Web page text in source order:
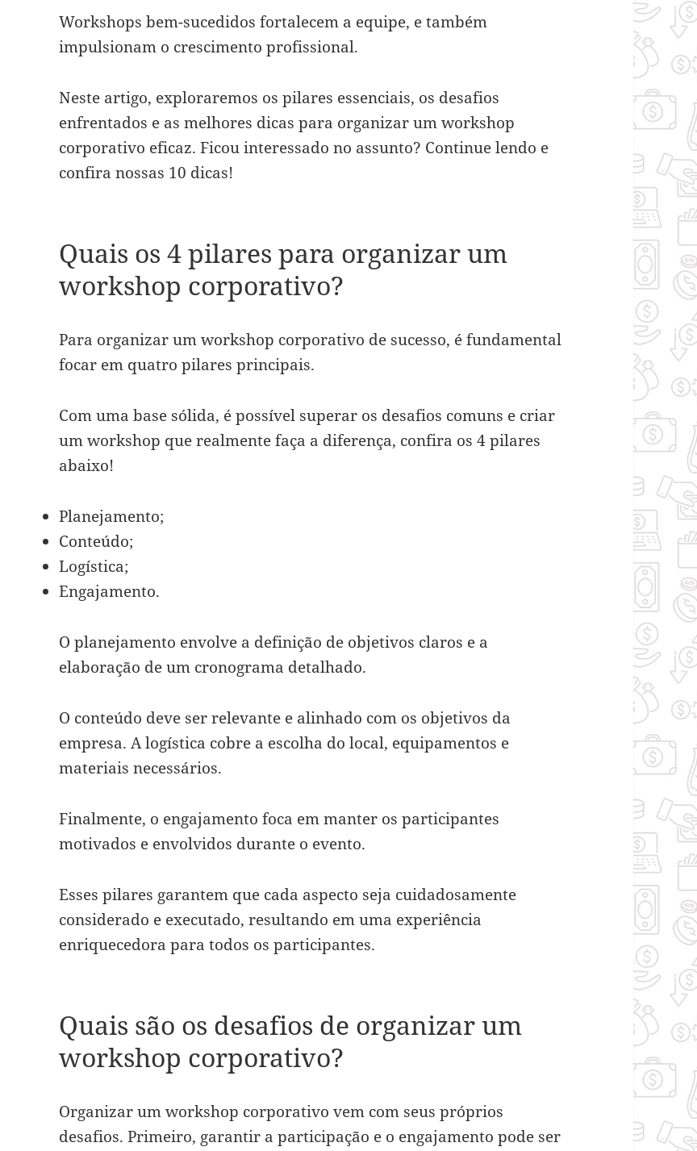
Workshops bem-sucedidos fortalecem a equipe, e também
impulsionam o crescimento profissional.
Neste artigo, exploraremos os pilares essenciais, os desafios
enfrentados e as melhores dicas para organizar um workshop
corporativo eficaz. Ficou interessado no assunto? Continue lendo e
confira nossas 10 dicas!
Quais os 4 pilares para organizar um
workshop corporativo?
Para organizar um workshop corporativo de sucesso, é fundamental
focar em quatro pilares principais.
Com uma base sólida, é possível superar os desafios comuns e criar
um workshop que realmente faça a diferença, confira os 4 pilares
abaixo!
Planejamento;
Conteúdo;
Logística;
Engajamento.
O planejamento envolve a definição de objetivos claros e a
elaboração de um cronograma detalhado.
O conteúdo deve ser relevante e alinhado com os objetivos da
empresa. A logística cobre a escolha do local, equipamentos e
materiais necessários.
Finalmente, o engajamento foca em manter os participantes
motivados e envolvidos durante o evento.
Esses pilares garantem que cada aspecto seja cuidadosamente
considerado e executado, resultando em uma experiência
enriquecedora para todos os participantes.
Quais são os desafios de organizar um
workshop corporativo?
Organizar um workshop corporativo vem com seus próprios
desafios. Primeiro, garantir a participação e o engajamento pode ser